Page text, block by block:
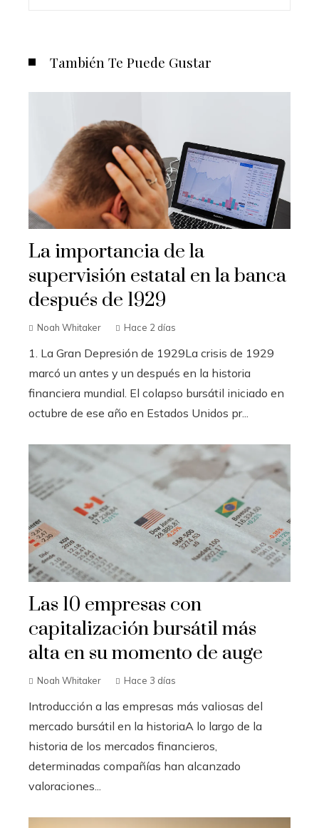
También Te Puede Gustar
La importancia de la
supervisión estatal en la banca
después de 1929
Noah Whitaker Hace 2 días
1. La Gran Depresión de 1929La crisis de 1929
marcó un antes y un después en la historia
financiera mundial. El colapso bursátil iniciado en
octubre de ese año en Estados Unidos pr...
Las 10 empresas con
capitalización bursátil más
alta en su momento de auge
Noah Whitaker Hace 3 días
Introducción a las empresas más valiosas del
mercado bursátil en la historiaA lo largo de la
historia de los mercados financieros,
determinadas compañías han alcanzado
valoraciones...